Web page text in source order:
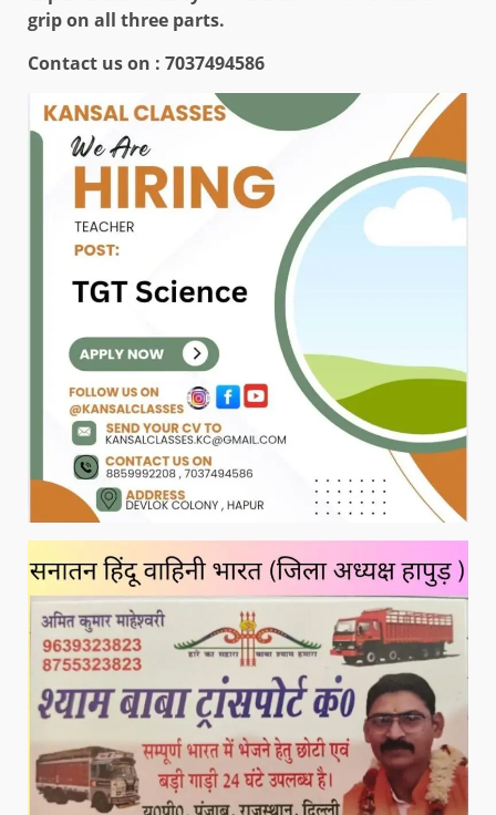
grip on all three parts.
Contact us on : 7037494586